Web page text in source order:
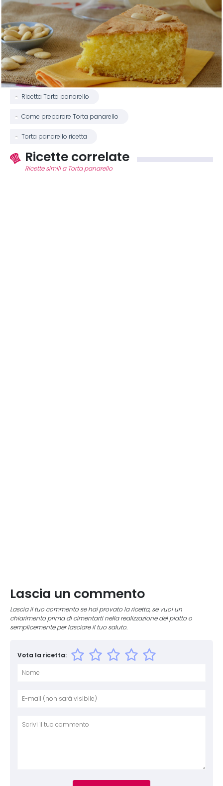
Ricetta Torta panarello
Come preparare Torta panarello
Torta panarello ricetta
Ricette correlate
Ricette simili a Torta panarello
Lascia un commento
Lascia il tuo commento se hai provato la ricetta, se vuoi un
chiarimento prima di cimentarti nella realizzazione del piatto o
semplicemente per lasciare il tuo saluto.
Vota la ricetta: